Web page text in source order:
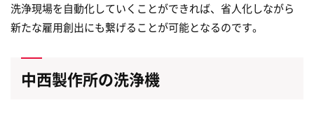
洗浄現場を自動化していくことができれば、省人化しながら
新たな雇用創出にも繋げることが可能となるのです。
中西製作所の洗浄機